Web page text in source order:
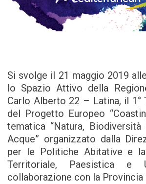
Si svolge il 21 maggio 2019
lo Spazio Attivo della
Carlo Alberto 22 – Latina, il 1°
del Progetto Europeo
tematica “Natura,
Acque” organizzato dalla
per le Politiche Abitative e la
Territoriale, Paesistica e
collaborazione con la Provincia